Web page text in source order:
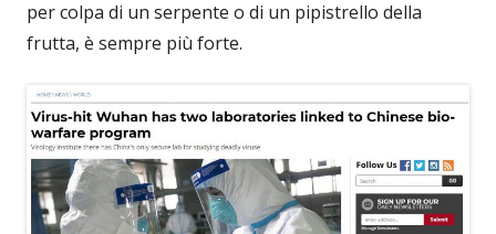
per colpa di un serpente o di un pipistrello della
frutta, è sempre più forte.